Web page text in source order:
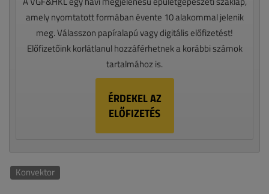
amely nyomtatott formában évente 10 alakommal jelenik
meg. Válasszon papíralapú vagy digitális előfizetést!
Előfizetőink korlátlanul hozzáférhetnek a korábbi számok
tartalmához is.
ÉRDEKEL AZ
ELŐFIZETÉS
Konvektor